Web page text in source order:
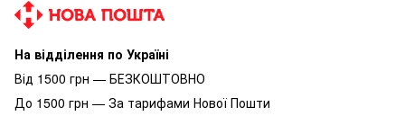
На відділення по Україні
Від 1500 грн — БЕЗКОШТОВНО
До 1500 грн — За тарифами Нової Пошти